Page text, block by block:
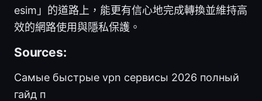
esim」的道路上，能更有信心地完成轉換並維持高
效的網路使用與隱私保護。
Sources:
Самые быстрые vpn сервисы 2026 полный
гайд п